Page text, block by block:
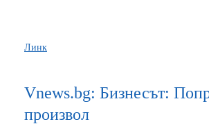
Линк
Vnews.bg: Бизнесът:
произвол